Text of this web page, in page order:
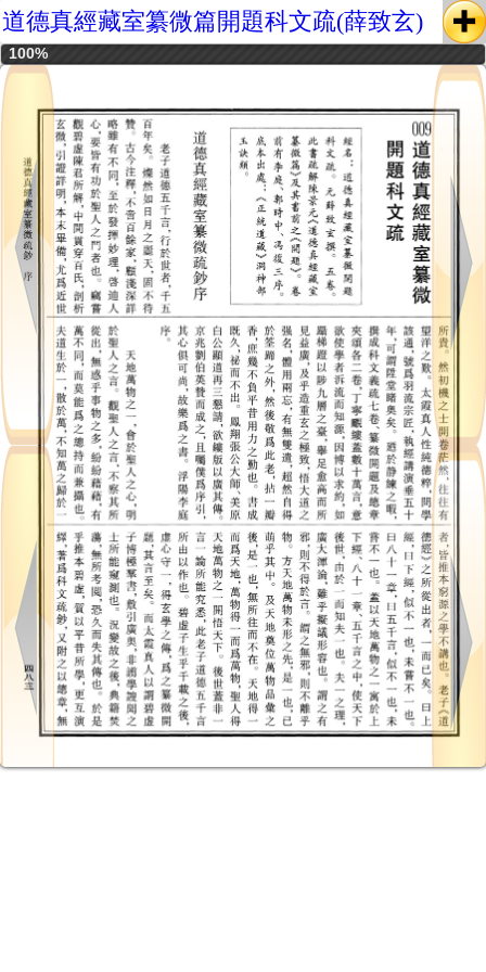
道德真經藏室纂微篇開題科文疏(薛致玄)
100%